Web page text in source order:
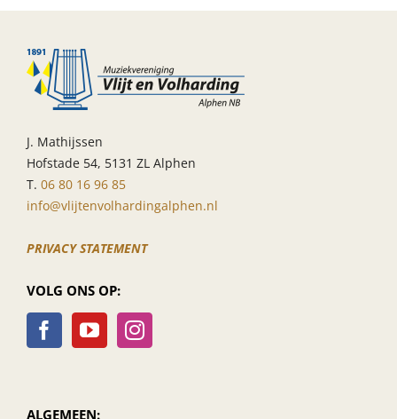
BBM
J. Mathijssen
Hofstade 54, 5131 ZL Alphen
T. 06 80 16 96 85
info@vlijtenvolhardingalphen.nl
PRIVACY STATEMENT
VOLG ONS OP:
ALGEMEEN: